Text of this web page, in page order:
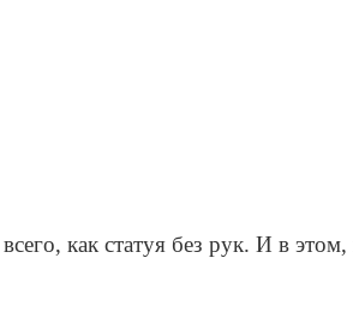
как статуя без рук. И в этом,